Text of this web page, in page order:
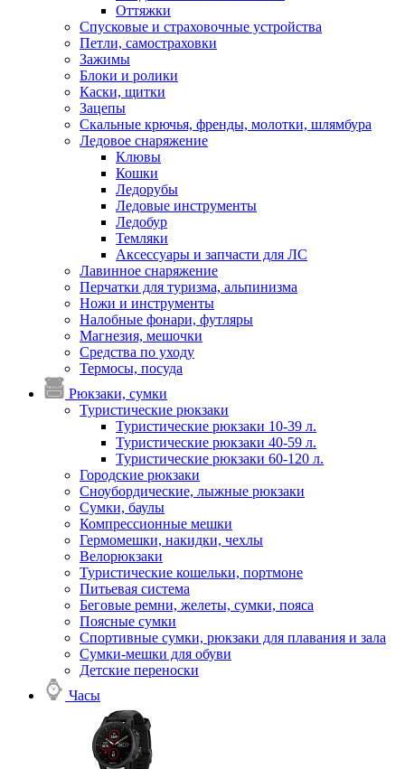
Оттяжки
Спусковые и страховочные устройства
Петли, самостраховки
Зажимы
Блоки и ролики
Каски, щитки
Зацепы
Скальные крючья, френды, молотки, шлямбура
Ледовое снаряжение
Клювы
Кошки
Ледорубы
Ледовые инструменты
Ледобур
Темляки
Аксессуары и запчасти для ЛС
Лавинное снаряжение
Перчатки для туризма, альпинизма
Ножи и инструменты
Налобные фонари, футляры
Магнезия, мешочки
Средства по уходу
Термосы, посуда
Рюкзаки, сумки
Туристические рюкзаки
Туристические рюкзаки 10-39 л.
Туристические рюкзаки 40-59 л.
Туристические рюкзаки 60-120 л.
Городские рюкзаки
Сноубордические, лыжные рюкзаки
Сумки, баулы
Компрессионные мешки
Гермомешки, накидки, чехлы
Велорюкзаки
Туристические кошельки, портмоне
Питьевая система
Беговые ремни, желеты, сумки, пояса
Поясные сумки
Спортивные сумки, рюкзаки для плавания и зала
Сумки-мешки для обуви
Детские переноски
Часы